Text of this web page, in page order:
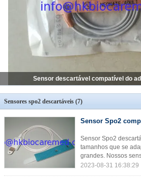
Sensor descartável compatível do
Sensores spo2 descartáveis (7)
Sensor Spo2
Sensor Spo2
tamanhos que se
grandes. Nossos
2023-08-31 16:38:29